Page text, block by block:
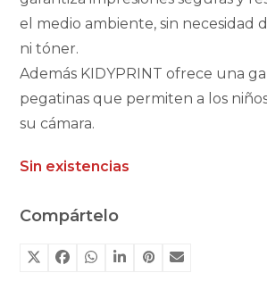
el medio ambiente, sin necesidad
ni tóner.
Además KIDYPRINT ofrece una
pegatinas que permiten a los
su cámara.
Sin existencias
Compártelo